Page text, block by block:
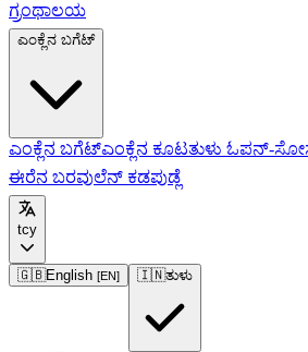
ಗ್ರಂಥಾಲಯ
ಎಂಕ್ಲೆನ ಬಗೆಟ್
ಎಂಕ್ಲೆನ ಬಗೆಟ್ಎಂಕ್ಲೆನ ಕೂಟತುಳು ಓಪನ್-
ಈರೆನ ಬರವುಲೆನ್ ಕಡಪುಡ್ಲೆ
tcy
🇬🇧English [EN] 🇮🇳ತುಳು